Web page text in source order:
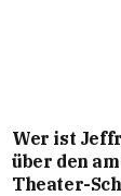
Wer ist
über den
Theater-